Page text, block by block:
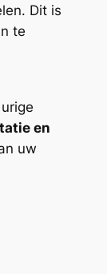
Dit is
te
en
uw